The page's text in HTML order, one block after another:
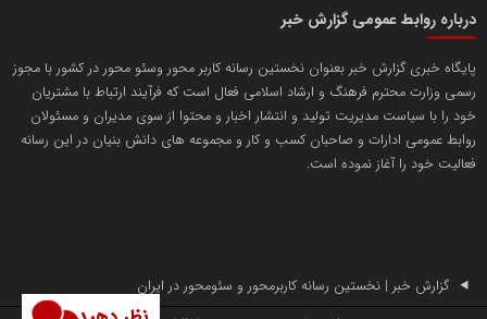
تریبون
محمدعلی کرمعلی
درباره روابط عمومی گزارش خبر
پایگاه خبری گزارش خبر بعنوان نخستین رسانه کاربر محور وسئو محور در کشور با مجوز
رسمی وزارت محترم فرهنگ و ارشاد اسلامی فعال است که فرآیند ارتباط با مشتریان
خود را با سیاست مدیریت تولید و انتشار اخبار و محتوا از سوی مدیران و مسئولان
روابط عمومی ادارات و صاحبان کسب و کار و مجموعه های دانش بنیان در این رسانه
فعالیت خود را آغاز نموده است.
گزارش خبر | نخستین رسانه کاربرمحور و سئومحور در ایران